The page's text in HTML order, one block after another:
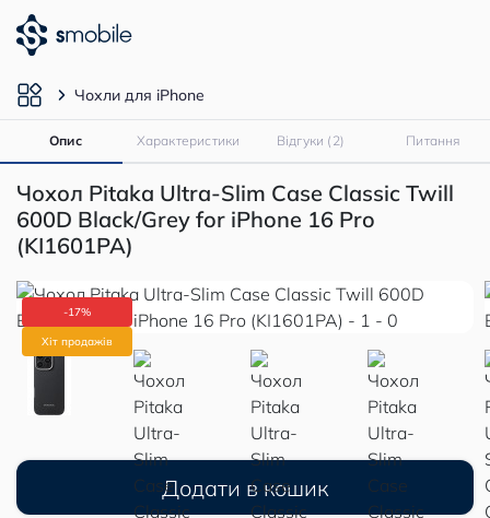
Чохли для iPhone
Опис Характеристики Відгуки (2) Питання
Чохол Pitaka Ultra-Slim Case Classic Twill
600D Black/Grey for iPhone 16 Pro
(KI1601PA)
-17%
Хіт продажів
Додати в кошик